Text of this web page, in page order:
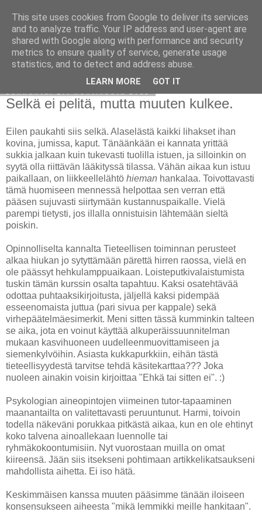
Avoin blogiskelija
Selkä ei pelitä, mutta muuten kulkee.
Eilen paukahti siis selkä. Alaselästä kaikki lihakset ihan
kovina, jumissa, kaput. Tänäänkään ei kannata yrittää
sukkia jalkaan kuin tukevasti tuolilla istuen, ja silloinkin on
syytä olla riittävän lääkityssä tilassa. Vähän aikaa kun istuu
paikallaan, on liikkeellelähtö hieman hankalaa. Toivottavasti
tämä huomiseen mennessä helpottaa sen verran että
pääsen sujuvasti siirtymään kustannuspaikalle. Vielä
parempi tietysti, jos illalla onnistuisin lähtemään sieltä
poiskin.
Opinnolliselta kannalta Tieteellisen toiminnan perusteet
alkaa hiukan jo sytyttämään pärettä hirren raossa, vielä en
ole päässyt hehkulamppuaikaan. Loisteputkivalaistumista
tuskin tämän kurssin osalta tapahtuu. Kaksi osatehtävää
odottaa puhtaaksikirjoitusta, jäljellä kaksi pidempää
esseenomaista juttua (pari sivua per kappale) sekä
virhepäätelmäesimerkit. Meni sitten tässä kumminkin talteen
se aika, jota en voinut käyttää alkuperäissuunnitelman
mukaan kasvihuoneen uudelleenmuovittamiseen ja
siemenkylvöihin. Asiasta kukkapurkkiin, eihän tästä
tieteellisyydestä tarvitse tehdä käsitekarttaa??? Joka
nuoleen ainakin voisin kirjoittaa "Ehkä tai sitten ei". :)
Psykologian aineopintojen viimeinen tutor-tapaaminen
maanantailta on valitettavasti peruuntunut. Harmi, toivoin
todella näkeväni porukkaa pitkästä aikaa, kun en ole ehtinyt
koko talvena ainoallekaan luennolle tai
ryhmäkokoontumisiin. Nyt vuorostaan muilla on omat
kiireensä. Jään siis itsekseni pohtimaan artikkelikatsaukseni
mahdollista aihetta. Ei iso hätä.
Keskimmäisen kanssa muuten pääsimme tänään iloiseen
konsensukseen aiheesta "mikä lemmikki meille hankitaan".
This site uses cookies from Google to deliver its services
and to analyze traffic. Your IP address and user-agent are
shared with Google along with performance and security
metrics to ensure quality of service, generate usage
statistics, and to detect and address abuse.
LEARN MORE GOT IT